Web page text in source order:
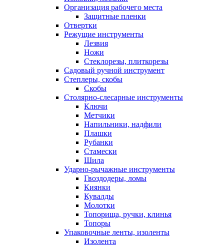
Организация рабочего места
Защитные пленки
Отвертки
Режущие инструменты
Лезвия
Ножи
Стеклорезы, плиткорезы
Садовый ручной инструмент
Степлеры, скобы
Скобы
Столярно-слесарные инструменты
Ключи
Метчики
Напильники, надфили
Плашки
Рубанки
Стамески
Шила
Ударно-рычажные инструменты
Гвоздодеры, ломы
Киянки
Кувалды
Молотки
Топорища, ручки, клинья
Топоры
Упаковочные ленты, изоленты
Изолента